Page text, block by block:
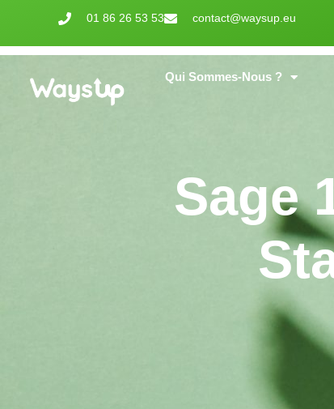
01 86 26 53 53 contact@waysup.eu
Qui Sommes-Nous ?
Sage